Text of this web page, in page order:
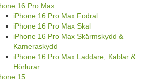
16 Pro Max
iPhone 16 Pro Max Fodral
iPhone 16 Pro Max Skal
iPhone 16 Pro Max Skärmskydd &
Kameraskydd
iPhone 16 Pro Max Laddare, Kablar &
Hörlurar
15